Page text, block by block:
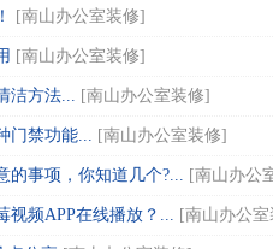
[南山办公室装修]
[南山办公室装修]
洁方法... [南山办公室装修]
门禁功能... [南山办公室装修]
事项，你知道几个?... [南山办公
APP在线播放？... [南山办公室